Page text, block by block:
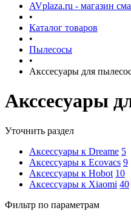
AVplaza.ru - магазин
•
Каталог товаров
•
Пылесосы
•
Акссесуары для
Акссесуары
Уточнить раздел
Аксессуары к Dreame 5
Аксессуары к Ecovacs 9
Аксессуары к Hobot 10
Аксессуары к Xiaomi 40
Фильтр по параметрам